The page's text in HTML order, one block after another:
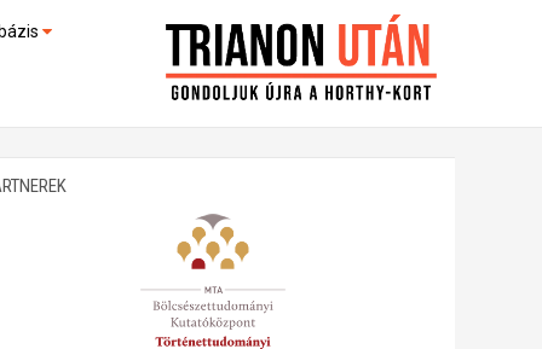
(feltöltés alatt)